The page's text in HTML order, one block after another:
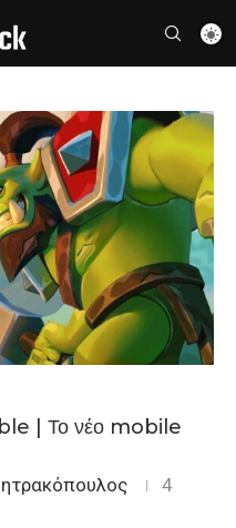
| Το νέο mobile
4